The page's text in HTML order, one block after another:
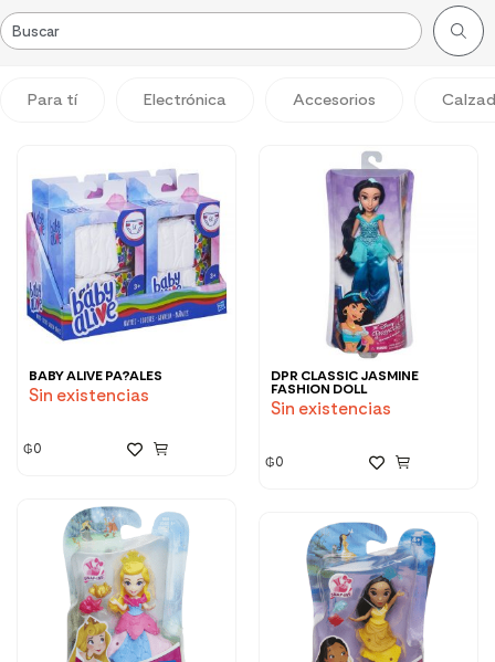
Para tí Electrónica Accesorios
BABY ALIVE PA?ALES
Sin existencias
₲0
DPR CLASSIC JASMINE
FASHION DOLL
Sin existencias
₲0